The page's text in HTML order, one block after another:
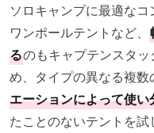
ソロキャンプに最適な
ワンポールテントなど、
るのもキャプテンスタ
め、タイプの異なる複数
エーションによって使
たことのないテントを